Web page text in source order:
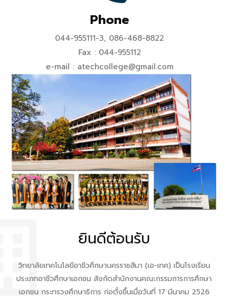
Phone
044-955111-3, 086-468-8822
Fax : 044-955112
e-mail : atechcollege@gmail.com
ยินดีต้อนรับ
วิทยาลัยเทคโนโลยีอาชีวศึกษานครราชสีมา (เอ-เทค) เป็นโรงเรียน
ประเภทอาชีวศึกษาเอกชน สังกัดสำนักงานคณะกรรมการการศึกษา
เอกชน กระทรวงศึกษาธิการ ก่อตั้งขึ้นเมื่อวันที่ 17 มีนาคม 2526